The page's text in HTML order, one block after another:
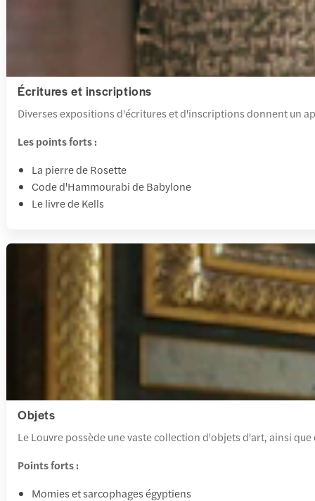
Écritures et inscriptions
Diverses expositions d'écritures et d'inscriptions donnent un
Les points forts :
La pierre de Rosette
Code d'Hammourabi de Babylone
Le livre de Kells
Objets
Le Louvre possède une vaste collection d'objets d'art, ainsi
Points forts :
Momies et sarcophages égyptiens